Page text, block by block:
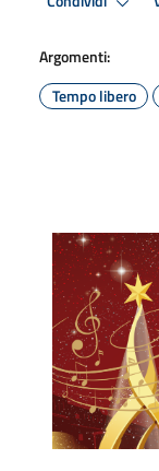
Argomenti:
Tempo libero